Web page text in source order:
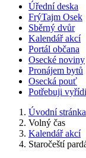
Úřední deska
FrýTajm Osek
Sběrný dvůr
Kalendář akcí
Portál občana
Osecké noviny
Pronájem bytů
Osecká pouť
Potřebuji
Úvodní stránka
Volný čas
Kalendář akcí
Staročeští